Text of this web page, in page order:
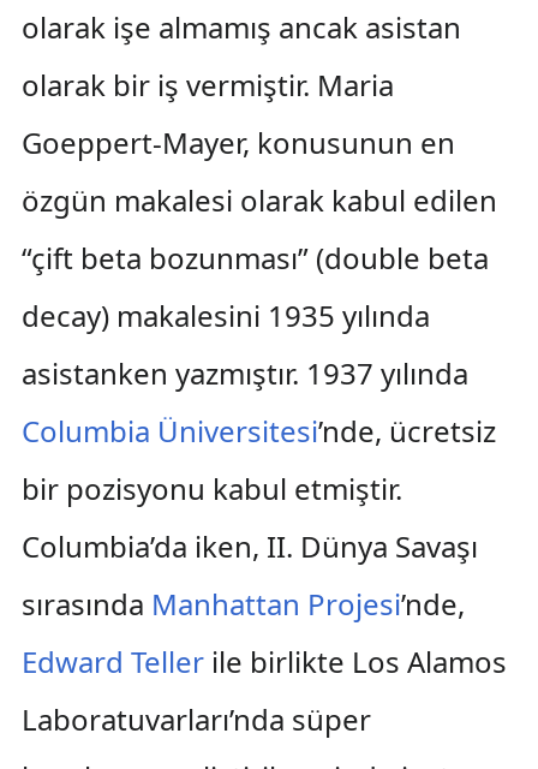
olarak işe almamış ancak asistan
olarak bir iş vermiştir. Maria
Goeppert-Mayer, konusunun en
özgün makalesi olarak kabul edilen
“çift beta bozunması” (double beta
decay) makalesini 1935 yılında
asistanken yazmıştır. 1937 yılında
Columbia Üniversitesi’nde, ücretsiz
bir pozisyonu kabul etmiştir.
Columbia’da iken, II. Dünya Savaşı
sırasında Manhattan Projesi’nde,
Edward Tellerile birlikte Los Alamos
Laboratuvarları’nda süper